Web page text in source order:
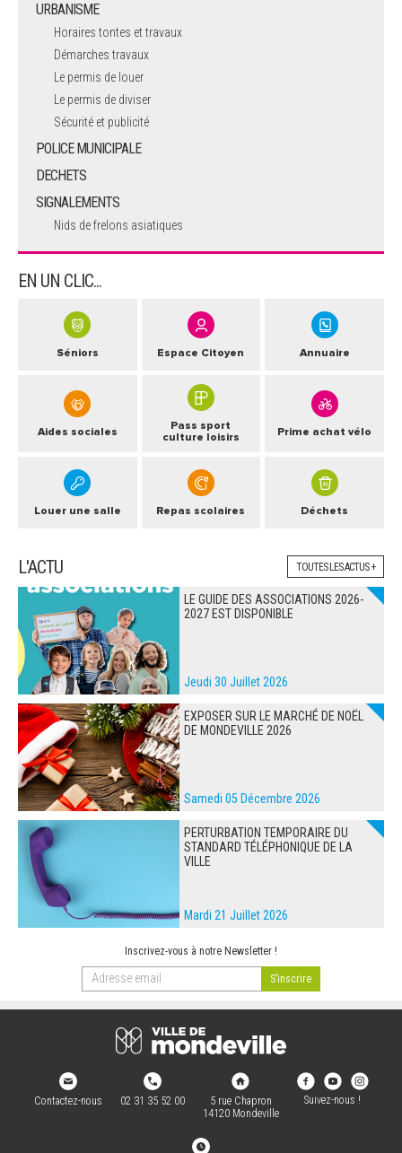
URBANISME
Horaires tontes et travaux
Démarches travaux
Le permis de louer
Le permis de diviser
Sécurité et publicité
POLICE MUNICIPALE
DECHETS
SIGNALEMENTS
Nids de frelons asiatiques
EN UN CLIC...
Séniors Espace Citoyen Annuaire
Aides sociales
Pass sport
culture loisirs
Prime achat vélo
Louer une salle Repas scolaires Déchets
L'ACTU TOUTES LES ACTUS +
LE GUIDE DES ASSOCIATIONS 2026-
2027 EST DISPONIBLE
Jeudi 30 Juillet 2026
EXPOSER SUR LE MARCHÉ DE NOËL
DE MONDEVILLE 2026
Samedi 05 Décembre 2026
PERTURBATION TEMPORAIRE DU
STANDARD TÉLÉPHONIQUE DE LA
VILLE
Mardi 21 Juillet 2026
Inscrivez-vous à notre Newsletter !
Contactez-nous 02 31 35 52 00
5 rue Chapron
14120 Mondeville
Suivez-nous !